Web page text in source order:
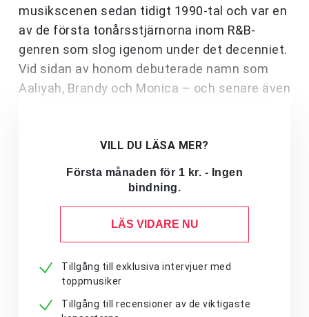
musikscenen sedan tidigt 1990-tal och var en
av de första tonårsstjärnorna inom R&B-
genren som slog igenom under det decenniet.
Vid sidan av honom debuterade namn som
Aaliyah, Brandy och Monica – och senare även
VILL DU LÄSA MER?
Första månaden för 1 kr. - Ingen
bindning.
LÄS VIDARE NU
Tillgång till exklusiva intervjuer med
toppmusiker
Tillgång till recensioner av de viktigaste